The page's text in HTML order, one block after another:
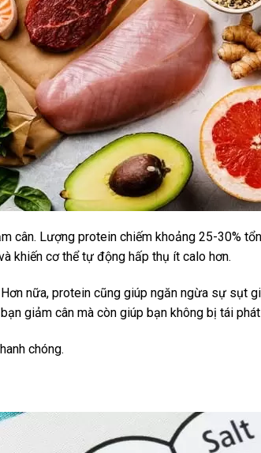
cân. Lượng protein chiếm khoảng 25-30%
khiến cơ thể tự động hấp thụ ít calo hơn.
nữa, protein cũng giúp ngăn ngừa sự sụt
giảm cân mà còn giúp bạn không bị tái
chóng.